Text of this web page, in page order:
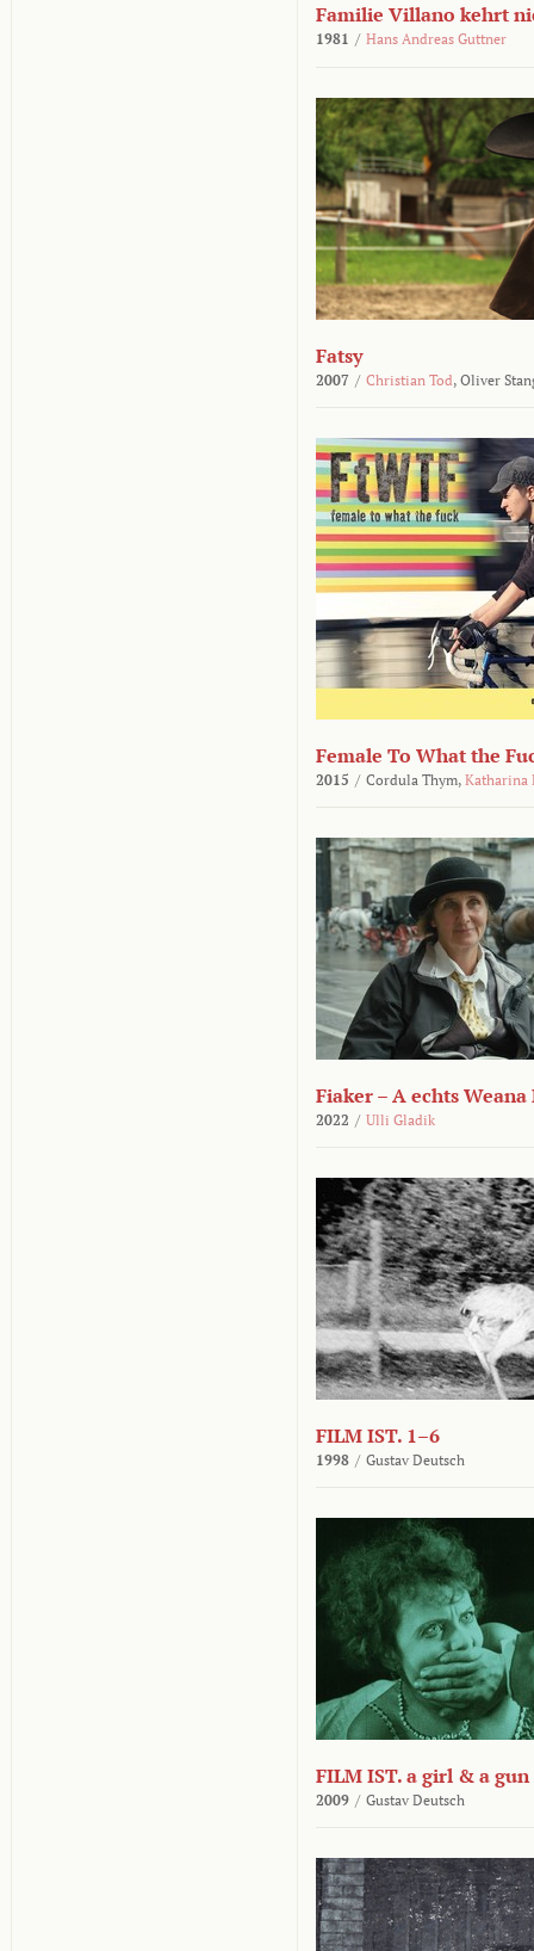
Familie Villano kehrt
1981 / Hans Andreas Guttner
Fatsy
2007 / Christian Tod, Oliver
Female To What the
2015 / Cordula Thym, Katharina
Fiaker – A echts
2022 / Ulli Gladik
FILM IST. 1–6
1998 / Gustav Deutsch
FILM IST. a girl & a gun
2009 / Gustav Deutsch